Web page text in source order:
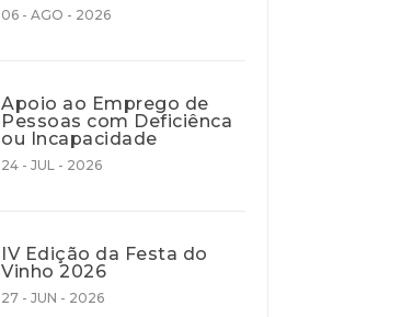
06 - AGO - 2026
Apoio ao Emprego de
Pessoas com Deficiênca
ou Incapacidade
24 - JUL - 2026
IV Edição da Festa do
Vinho 2026
27 - JUN - 2026